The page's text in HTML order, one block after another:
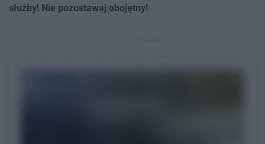
służby! Nie pozostawaj obojętny!